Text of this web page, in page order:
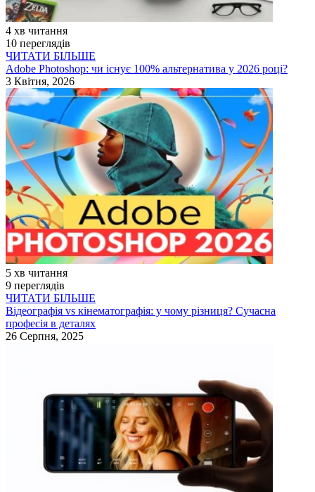
4 хв читання
10 переглядів
ЧИТАТИ БІЛЬШЕ
Adobe Photoshop: чи існує 100% альтернатива у 2026 році?
3 Квітня, 2026
5 хв читання
9 переглядів
ЧИТАТИ БІЛЬШЕ
Відеографія vs кінематографія: у чому різниця? Сучасна
професія в деталях
26 Серпня, 2025